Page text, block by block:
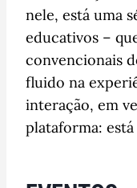
nele, está uma
educativos –
convencionais
fluido na
interação, em
plataforma: